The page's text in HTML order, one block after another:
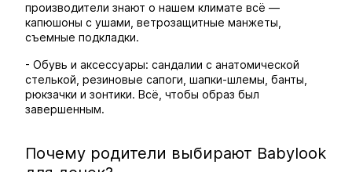
производители знают о нашем климате всё —
капюшоны с ушами, ветрозащитные манжеты,
съемные подкладки.
- Обувь и аксессуары: сандалии с анатомической
стелькой, резиновые сапоги, шапки-шлемы, банты,
рюкзачки и зонтики. Всё, чтобы образ был
завершенным.
Почему родители выбирают Babylook